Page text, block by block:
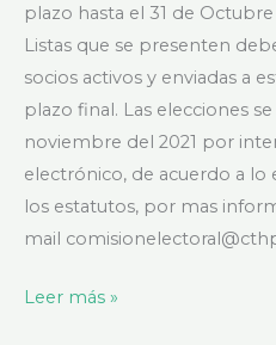
plazo hasta el 31 de Octubre
Listas que se presenten
socios activos y enviadas a
plazo final. Las elecciones se
noviembre del 2021 por
electrónico, de acuerdo a lo
los estatutos, por mas
mail
Leer más »